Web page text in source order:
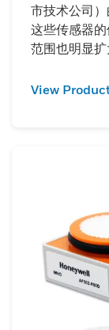
市技术公司）
这些传感器
范围也明显扩
View